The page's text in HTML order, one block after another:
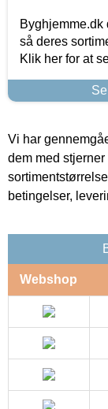
så deres
Klik her for at
Vi har
dem med
betingelser,
Webshop